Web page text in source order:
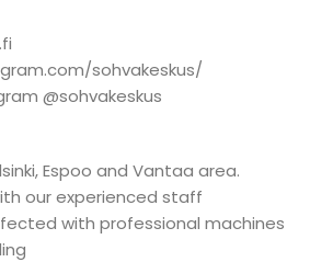
sohvakeskus/
@sohvakeskus
Espoo and Vantaa area.
our experienced staff
with professional machines